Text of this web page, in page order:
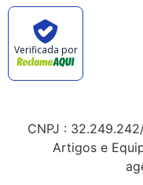
Verificada por
CNPJ :
Artigos e